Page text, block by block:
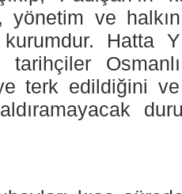
yönetim ve
Hatta
tarihçiler
terk edildiğini